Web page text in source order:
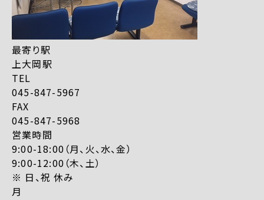
最寄り駅
上大岡駅
TEL
045-847-5967
FAX
045-847-5968
営業時間
9:00-18:00（月、火、水、金）
9:00-12:00（木、土）
※ 日、祝 休み
月